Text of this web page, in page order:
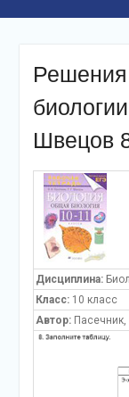
Швецов
Дисциплина:
Класс:10 класс
Автор: